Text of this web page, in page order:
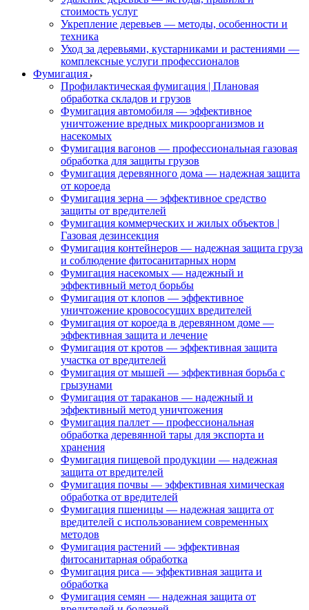
стоимость услуг
Укрепление деревьев — методы, особенности и
техника
Уход за деревьями, кустарниками и растениями —
комплексные услуги профессионалов
Фумигация
Профилактическая фумигация | Плановая
обработка складов и грузов
Фумигация автомобиля — эффективное
уничтожение вредных микроорганизмов и
насекомых
Фумигация вагонов — профессиональная газовая
обработка для защиты грузов
Фумигация деревянного дома — надежная защита
от короеда
Фумигация зерна — эффективное средство
защиты от вредителей
Фумигация коммерческих и жилых объектов |
Газовая дезинсекция
Фумигация контейнеров — надежная защита груза
и соблюдение фитосанитарных норм
Фумигация насекомых — надежный и
эффективный метод борьбы
Фумигация от клопов — эффективное
уничтожение кровососущих вредителей
Фумигация от короеда в деревянном доме —
эффективная защита и лечение
Фумигация от кротов — эффективная защита
участка от вредителей
Фумигация от мышей — эффективная борьба с
грызунами
Фумигация от тараканов — надежный и
эффективный метод уничтожения
Фумигация паллет — профессиональная
обработка деревянной тары для экспорта и
хранения
Фумигация пищевой продукции — надежная
защита от вредителей
Фумигация почвы — эффективная химическая
обработка от вредителей
Фумигация пшеницы — надежная защита от
вредителей с использованием современных
методов
Фумигация растений — эффективная
фитосанитарная обработка
Фумигация риса — эффективная защита и
обработка
Фумигация семян — надежная защита от